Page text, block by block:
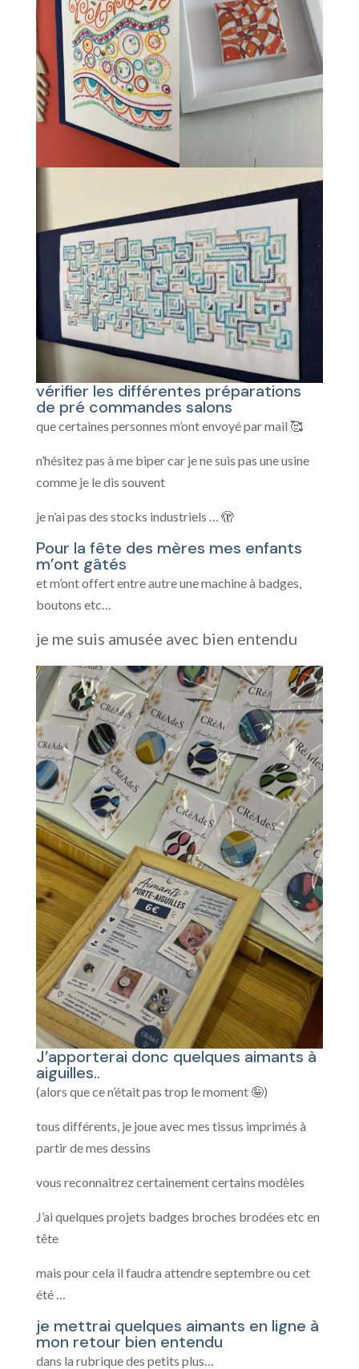
vérifier les différentes préparations
de pré commandes salons
que certaines personnes m’ont envoyé par mail 🥰
n’hésitez pas à me biper car je ne suis pas une usine
comme je le dis souvent
je n’ai pas des stocks industriels … 🫣
Pour la fête des mères mes enfants
m’ont gâtés
et m’ont offert entre autre une machine à badges,
boutons etc…
je me suis amusée avec bien entendu
J’apporterai donc quelques aimants à
aiguilles..
(alors que ce n’était pas trop le moment 🤪)
tous différents, je joue avec mes tissus imprimés à
partir de mes dessins
vous reconnaitrez certainement certains modèles
J’ai quelques projets badges broches brodées etc en
tête
mais pour cela il faudra attendre septembre ou cet
été …
je mettrai quelques aimants en ligne à
mon retour bien entendu
dans la rubrique des petits plus…